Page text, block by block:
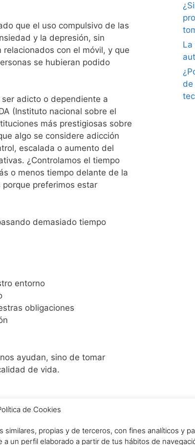
que el uso compulsivo de las
y la depresión, sin
con el móvil, y que
se hubieran podido
adicto o dependiente a
(Instituto nacional sobre el
más prestigiosas sobre
algo se considere adicción
escalada o aumento del
¿Controlamos el tiempo
o menos tiempo delante de la
preferimos estar
demasiado tiempo
entorno
obligaciones
ayudan, sino de tomar
de vida.
La
de
de Cookies
similares, propias y de terceros, con fines analíticos y
un perfil elaborado a partir de tus hábitos de